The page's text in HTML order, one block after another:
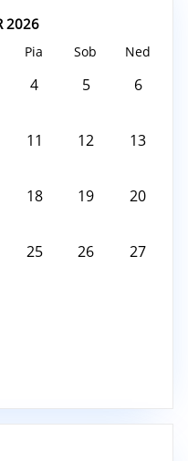
2026
Pia Sob Ned
4 5 6
11 12 13
18 19 20
25 26 27